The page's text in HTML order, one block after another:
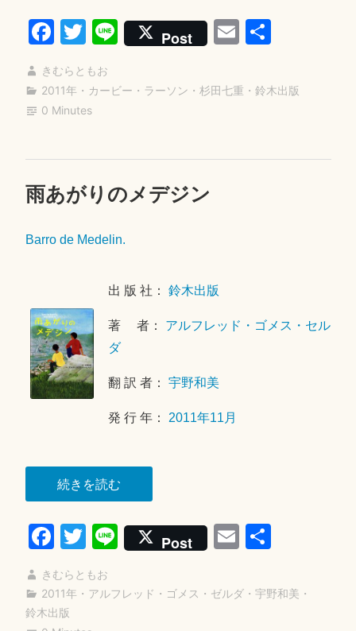
ィ
の
て
い
Fa
ce
bo
ok
T
tte
r
Li
ne
Post E
ail
共
きむらともお
2011年 ・ カービー・ラーソン ・ 杉田七重 ・ 鈴木出版
0 Minutes
雨あがりのメデジン
Barro de Medelin.
出 版 社：鈴木出版
著 者： アルフレッド・ゴメス・セル
ダ
翻 訳 者：宇野和美
発 行 年： 2011年11月
続きを読む“雨
あ
が
り
メ
Fa
ce
bo
ok
T
wi
tte
Li
ne
Post E
ail
共
きむらともお
2011年 ・ アルフレッド・ゴメス・ゼルダ・ 宇野和美 ・
鈴木出版
コ
ト
2
8
1
8
日